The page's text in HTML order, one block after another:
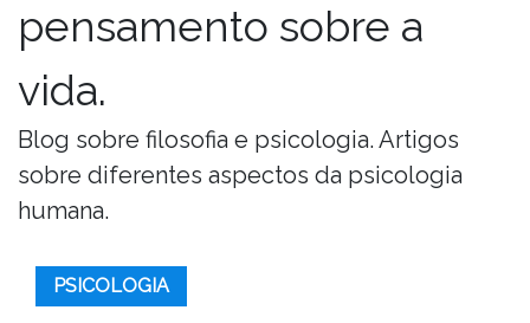
pensamento sobre a
vida.
Blog sobre filosofia e psicologia. Artigos
sobre diferentes aspectos da psicologia
humana.
PSICOLOGIA